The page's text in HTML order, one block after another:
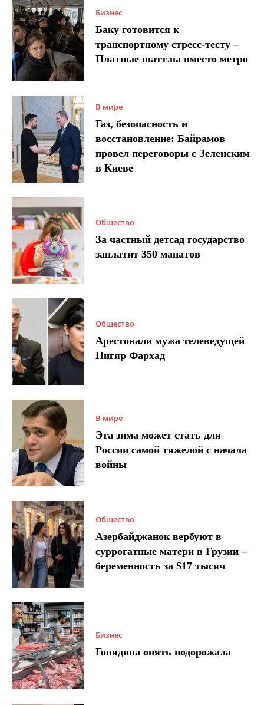
Бизнес
Баку готовится к
транспортному стресс-тесту –
Платные шаттлы вместо метро
В мире
Газ, безопасность и
восстановление: Байрамов
провел переговоры с Зеленским
в Киеве
Общество
За частный детсад государство
заплатит 350 манатов
Общество
Арестовали мужа телеведущей
Нигяр Фархад
В мире
Эта зима может стать для
России самой тяжелой с начала
войны
Общество
Азербайджанок вербуют в
суррогатные матери в Грузии –
беременность за $17 тысяч
Бизнес
Говядина опять подорожала